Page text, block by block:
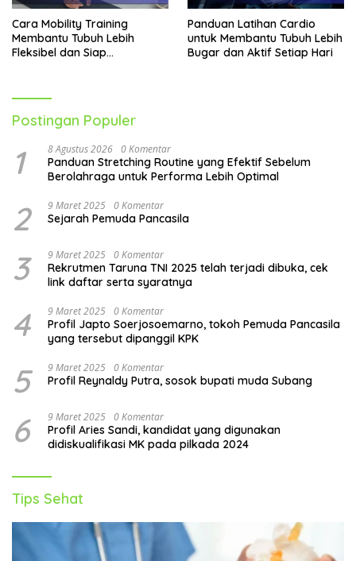
Cara Mobility Training
Membantu Tubuh Lebih
Fleksibel dan Siap
Panduan Latihan Cardio
untuk Membantu Tubuh Lebih
Bugar dan Aktif Setiap Hari
Postingan Populer
1 8 Agustus 2026 0 Komentar
Panduan Stretching Routine yang Efektif Sebelum
Berolahraga untuk Performa Lebih Optimal
2 9 Maret 2025 0 Komentar
Sejarah Pemuda Pancasila
3 9 Maret 2025 0 Komentar
Rekrutmen Taruna TNI 2025 telah terjadi dibuka, cek
link daftar serta syaratnya
4 9 Maret 2025 0 Komentar
Profil Japto Soerjosoemarno, tokoh Pemuda Pancasila
yang tersebut dipanggil KPK
5 9 Maret 2025 0 Komentar
Profil Reynaldy Putra, sosok bupati muda Subang
6 9 Maret 2025 0 Komentar
Profil Aries Sandi, kandidat yang digunakan
didiskualifikasi MK pada pilkada 2024
Tips Sehat